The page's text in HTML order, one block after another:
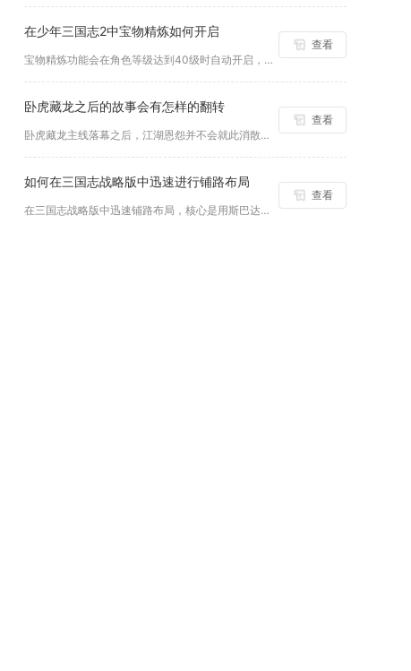
在少年三国志2中宝物精炼如何开启
宝物精炼功能会在角色等级达到40级时自动开启，无需完成前置任...
查看
卧虎藏龙之后的故事会有怎样的翻转
卧虎藏龙主线落幕之后，江湖恩怨并不会就此消散，原本正邪分明的...
查看
如何在三国志战略版中迅速进行铺路布局
在三国志战略版中迅速铺路布局，核心是用斯巴达队伍+自动佣工+...
查看